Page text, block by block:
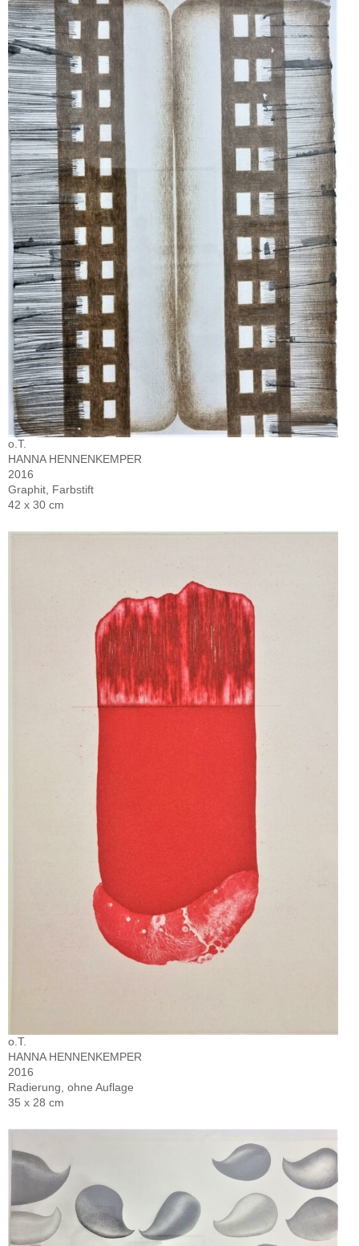
o.T.
HANNA HENNENKEMPER
2016
Graphit, Farbstift
42 x 30 cm
o.T.
HANNA HENNENKEMPER
2016
Radierung, ohne Auflage
35 x 28 cm